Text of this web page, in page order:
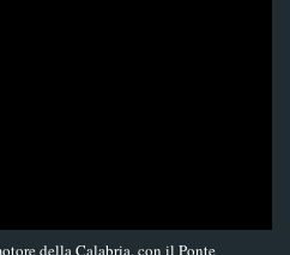
della Calabria, con il Ponte